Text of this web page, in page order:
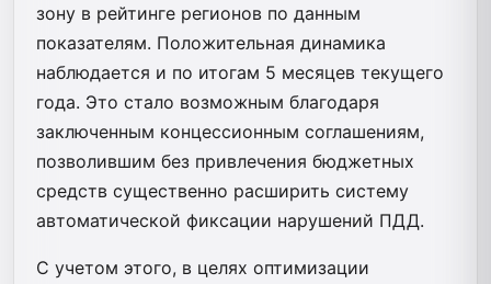
зону в рейтинге регионов по данным
показателям. Положительная динамика
наблюдается и по итогам 5 месяцев текущего
года. Это стало возможным благодаря
заключенным концессионным соглашениям,
позволившим без привлечения бюджетных
средств существенно расширить систему
автоматической фиксации нарушений ПДД.
С учетом этого, в целях оптимизации